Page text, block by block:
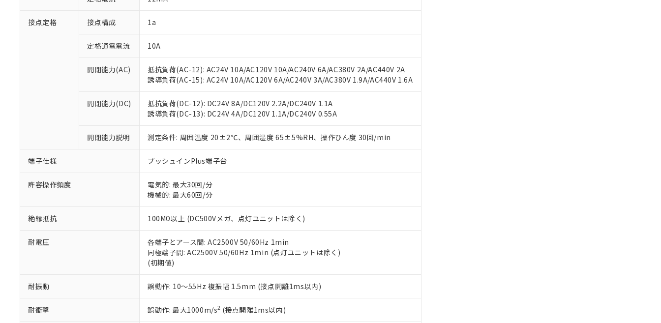
接点定格 接点構成 1a
定格通電電流 10A
開閉能力(AC)
抵抗負荷(AC-12): AC24V 10A/AC120V 10A/AC240V 6A/AC380V 2A/AC440V 2A
誘導負荷(AC-15): AC24V 10A/AC120V 6A/AC240V 3A/AC380V 1.9A/AC440V 1.6A
開閉能力(DC)
抵抗負荷(DC-12): DC24V 8A/DC120V 2.2A/DC240V 1.1A
誘導負荷(DC-13): DC24V 4A/DC120V 1.1A/DC240V 0.55A
開閉能力説明 測定条件: 周囲温度 20±2℃、周囲湿度 65±5%RH、操作ひん度 30回/min
端子仕様 プッシュインPlus端子台
許容操作頻度
電気的: 最大30回/分
機械的: 最大60回/分
絶縁抵抗 100MΩ以上 (DC500Vメガ、点灯ユニットは除く)
耐電圧
各端子とアース間: AC2500V 50/60Hz 1min
同極端子間: AC2500V 50/60Hz 1min (点灯ユニットは除く)
(初期値)
耐振動 誤動作: 10～55Hz 複振幅 1.5mm (接点開離1ms以内)
耐衝撃 誤動作: 最大1000m/s2 (接点開離1ms以内)
本サービスは、当社制御機器事業取扱商品の当社在庫状況および標準価格(税抜)を提供させていただ
当社制御機器事業取扱商品の中には、本サービスの対象外となる商品もあることをご了承ください。
い。
正式な納期状況および標準価格はお客様のお取引先、またはお客様担当のオムロン制御機器販売店・
当社販売員にご相談ください。
在庫状況および標準価格結果を当社の事前の承諾なく第三者に漏洩または開示しないようお願いしま
す。
マイパーツ機能（部品リスト作成サービス）をご利用いただくには、I-Webメンバーズにご登録され
ている必要があります。
お客様が当ウェブサイト上で当社にご登録された部品リストについて、当社および当社の共同利用者
が、当社の製品・サービスに関するお客様との取引・商談に必要な範囲で利用することをご了承くだ
いる法人を指します。
*EU RoHS指令（10物質）：
フタル酸ビス(2-エチルヘキシル) (DEHP)(別名：DOP) 1000ppm以下、フタル酸ブチルベンジル（BBP） 1000ppm以下、フタル酸ジブチ
ル（DBP） 1000ppm以下、フタル酸ジイソブチル (DIBP) 1000ppm以下
但し、RoHS指令で産業用監視および制御機器に対する適用除外項目は除く。
フタル酸エステル類の４物質については閾値を超える意図的な使用がないことを確認しています。
※2 対応予定月
部品在庫の切り替え状況などにより、予定月が前後することがあります。
※3 非含有証明書ダウンロード
EU RoHS指令（10物質）の非含有証明書
51物質の非含有証明書（当社基準）
※本証明書は発行日時点で非含有を証明するもので、過去に遡って非含有を証明するものではありません。
また、RoHS指令のフタル酸エステル類４物質の対応では、対応完了までの期間は出荷製品に未対応品が
混在することから備考欄に対応日を記載しておりました。
既に当社にて対応品への在庫切替を完了していることから、特段のことがない限り、2022年1月12日よ
り割愛しております。
「×」：最大均質材料含有率が中国RoHSの基準値を超えていることを示します。
Pb(鉛) :1000ppm、 Hg(水銀) : 1000ppm、 Cd(カドミウム) : 100ppm、
DEHP(フタル酸ビス(2-エチルヘキシル)) : 1000ppm
※2 環境保護使用期限
「ｅ」：有害物質（10物質）のすべてが基準値以下であることを示します。
味します。
「－」：未確認です。当社販売部門へお問い合わせください。
当社は、これら貴社製品のうち、外国為替および外国貿易法に定める商品（以下｢規制貨物等」とい
などの必要な手続きをとります。
ます。
当社は貴社製品を、核兵器、ミサイル、化学兵器、生物兵器またはその他武器並びにこれらの製造装
置等に一切使用いたしません。
当社は、貴社製品を第三者に販売する場合は、上記1、2および3の内容を当該第三者に通知します。
たしません。
△ 一定数には満たないが在庫あり
－
在庫なし(最新の在庫状況については、お客様のお取引先、またはお客様担当のオムロン制御
機器販売店・当社販売員にご確認ください)
空
受注生産機種、また在庫状況の情報を公開していない機種